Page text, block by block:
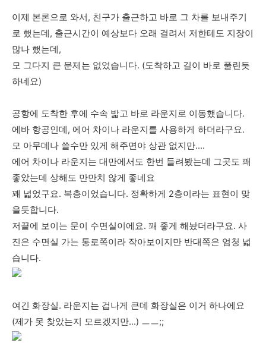
이제 본론으로 와서, 친구가 출근하고 바로 그 차를 보내주기
로 했는데, 출근시간이 예상보다 오래 걸려서 저한테도 지장이
많나 했는데,
모 그다지 큰 문제는 없었습니다. (도착하고 길이 바로 풀린듯
하네요)
공항에 도착한 후에 수속 밟고 바로 라운지로 이동했습니다.
에바 항공인데, 에어 차이나 라운지를 사용하게 하더라구요.
모 아무데나 쓸수만 있게 해주면야 상관 없지만….
에어 차이나 라운지는 대만에서도 한번 들려봤는데 그곳도 꽤
좋았는데 상해도 만만치 않게 좋네요
꽤 넓었구요. 복층이었습니다. 정확하게 2층이라는 표현이 맞
을듯합니다.
저끝에 보이는 문이 수면실이에요. 꽤 좋게 해놨더라구요. 사
진은 수면실 가는 통로쪽이라 작아보이지만 반대쪽은 엄청 넓
습니다.
여긴 화장실. 라운지는 겁나게 큰데 화장실은 이거 하나에요
(제가 못 찾았는지 모르겠지만…) ㅡㅡ;;